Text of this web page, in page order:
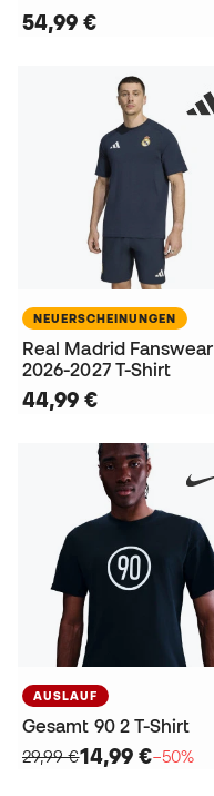
54,99 €
NEUERSCHEINUNGEN
Real Madrid Fanswear
2026-2027 T-Shirt
44,99 €
AUSLAUF
Gesamt 90 2 T-Shirt
29,99 €14,99 €−50%